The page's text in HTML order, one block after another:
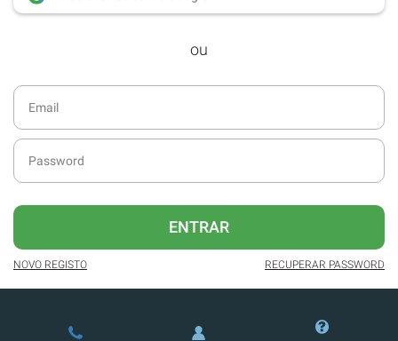
desde dezembro de 2016.
Acesso ao formato digital da SÁBADO
SÁBADO.
diário da atualidade.
publicidade reduzida e não invasiva
no site.
Possibilidade de ler e/ou ouvir artigos.
Ofertas e descontos em produtos,
serviços, eventos desportivos e
ou
ENTRAR
NOVO REGISTO RECUPERAR PASSWORD